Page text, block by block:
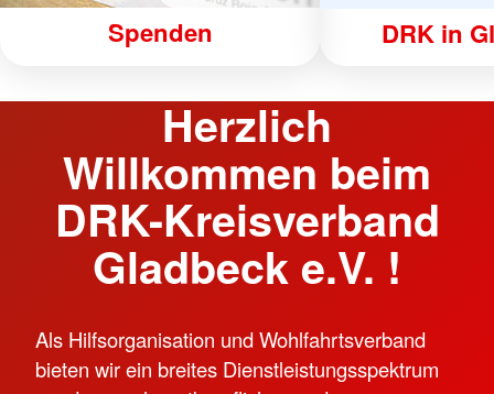
Spenden DRK in
Herzlich
Willkommen beim
DRK-Kreisverband
Gladbeck e.V. !
Als Hilfsorganisation und Wohlfahrtsverband
bieten wir ein breites Dienstleistungsspektrum